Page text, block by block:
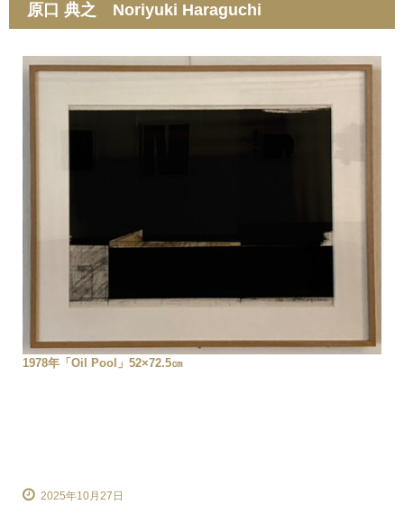
原口 典之 Noriyuki Haraguchi
1978年「Oil Pool」52×72.5㎝
2025年10月27日